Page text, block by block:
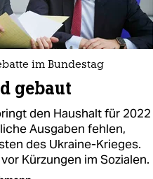
im Bundestag
gebaut
den Haushalt für 2022
Ausgaben fehlen,
des Ukraine-Krieges.
Kürzungen im Sozialen.